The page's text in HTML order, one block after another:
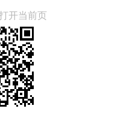
开当前页